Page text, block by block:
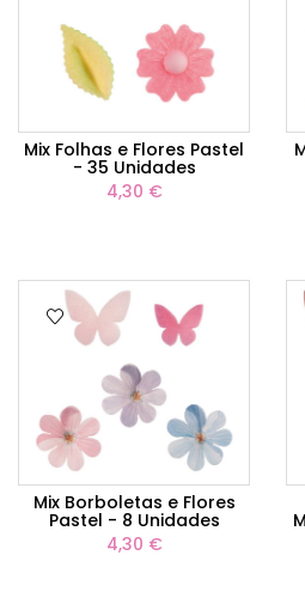
Mix Folhas e Flores Pastel
- 35 Unidades
4,30 €
Mix Borboletas e Flores
Pastel - 8 Unidades
4,30 €